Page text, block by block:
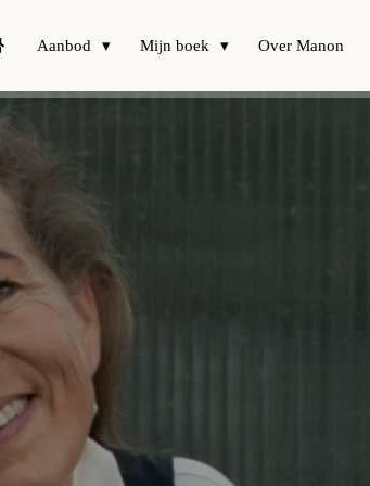
Aanbod Mijn boek Over Manon